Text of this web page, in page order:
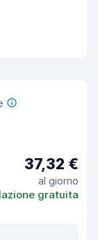
37,32 €
al giorno
gratuita